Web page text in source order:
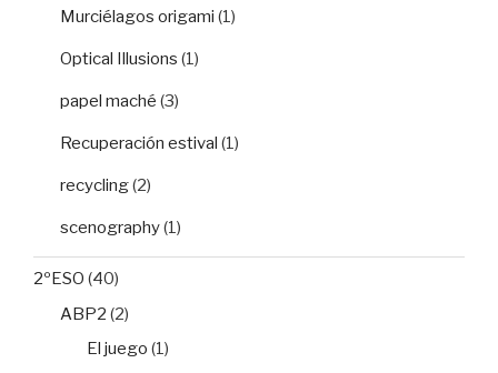
Murciélagos origami (1)
Optical Illusions (1)
papel maché (3)
Recuperación estival (1)
recycling(2)
scenography(1)
2ºESO (40)
ABP2 (2)
El juego (1)